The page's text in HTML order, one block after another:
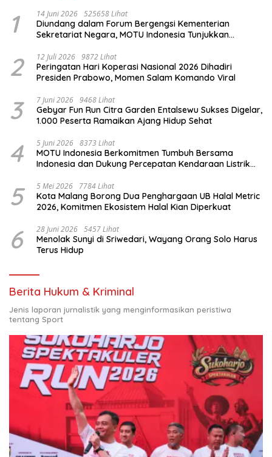
1 14 Juni 2026 525658 Lihat
Diundang dalam Forum Bergengsi Kementerian
Sekretariat Negara, MOTU Indonesia Tunjukkan
2 12 Juli 2026 9872 Lihat
Peringatan Hari Koperasi Nasional 2026 Dihadiri
Presiden Prabowo, Momen Salam Komando Viral
3 7 Juni 2026 9468 Lihat
Gebyar Fun Run Citra Garden Entalsewu Sukses Digelar,
1.000 Peserta Ramaikan Ajang Hidup Sehat
4 5 Juni 2026 8373 Lihat
MOTU Indonesia Berkomitmen Tumbuh Bersama
Indonesia dan Dukung Percepatan Kendaraan Listrik
5 5 Mei 2026 7784 Lihat
Kota Malang Borong Dua Penghargaan UB Halal Metric
2026, Komitmen Ekosistem Halal Kian Diperkuat
6 28 Juni 2026 5457 Lihat
Menolak Sunyi di Sriwedari, Wayang Orang Solo Harus
Terus Hidup
Berita Hukum & Kriminal
Jenis laporan jurnalistik yang menginformasikan peristiwa
tentang Sport